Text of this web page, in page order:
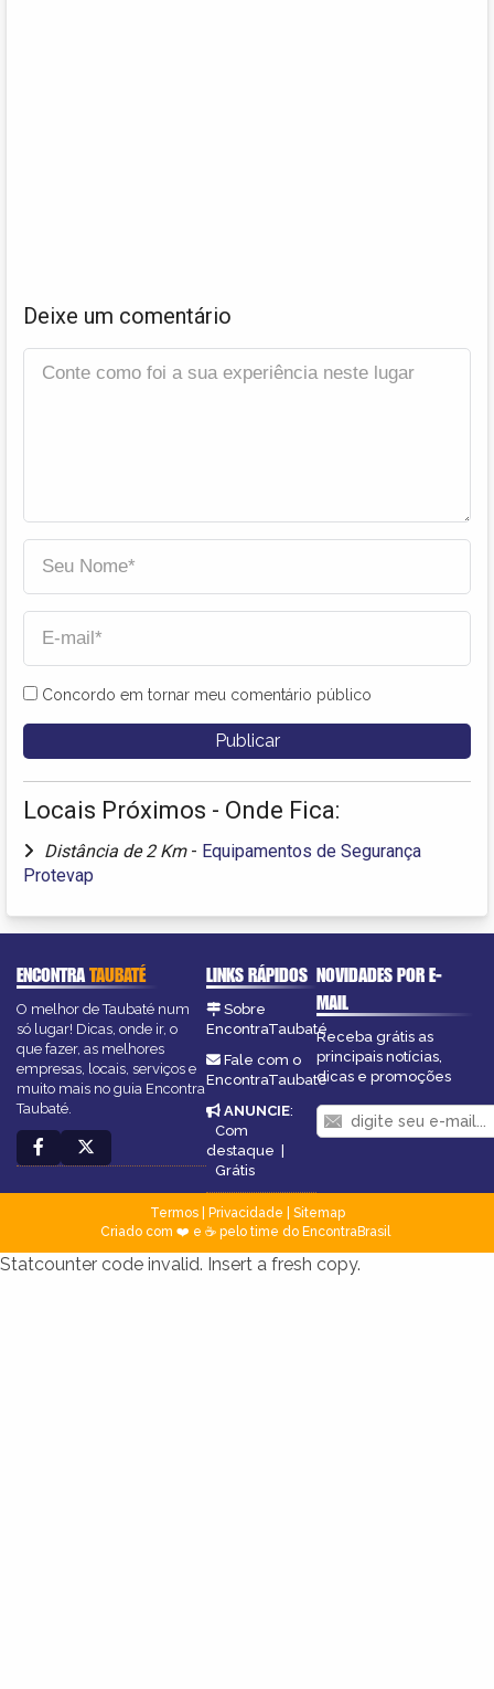
Deixe um comentário
Concordo em tornar meu comentário público
Locais Próximos - Onde Fica:
Distância de 2 Km - Equipamentos de Segurança
Protevap
ENCONTRATAUBATÉ
O melhor de Taubaté num
só lugar! Dicas, onde ir, o
que fazer, as melhores
empresas, locais, serviços e
muito mais no guia Encontra
Taubaté.
LINKS RÁPIDOS
Sobre
EncontraTaubaté
Fale com o
EncontraTaubaté
ANUNCIE:
Com
destaque |
Grátis
NOVIDADES POR E-
MAIL
Receba grátis as
principais notícias,
dicas e promoções
Termos| Privacidade
Sitemap
Criado com ❤️ e ☕ pelo time do EncontraBrasil
Statcounter code invalid. Insert a fresh copy.